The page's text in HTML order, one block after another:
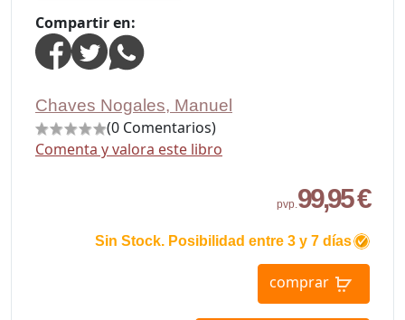
Compartir en:
Chaves Nogales, Manuel
(0 Comentarios)
Comenta y valora este libro
pvp.99,95 €
Sin Stock. Posibilidad entre 3 y 7 días
comprar